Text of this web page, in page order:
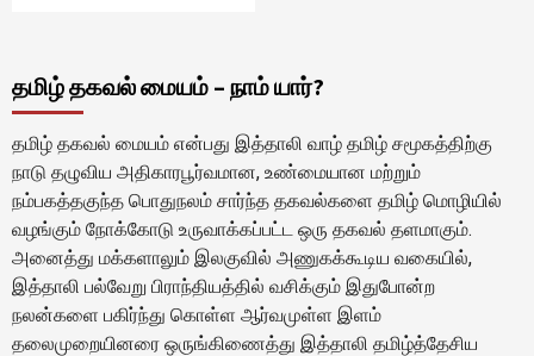
தமிழ் தகவல் மையம் – நாம் யார்?
தமிழ் தகவல் மையம் என்பது இத்தாலி வாழ் தமிழ் சமூகத்திற்கு
நாடு தழுவிய அதிகாரபூர்வமான, உண்மையான மற்றும்
நம்பகத்தகுந்த பொதுநலம் சார்ந்த தகவல்களை தமிழ் மொழியில்
வழங்கும் நோக்கோடு உருவாக்கப்பட்ட ஒரு தகவல் தளமாகும்.
அனைத்து மக்களாலும் இலகுவில் அணுகக்கூடிய வகையில்,
இத்தாலி பல்வேறு பிராந்தியத்தில் வசிக்கும் இதுபோன்ற
நலன்களை பகிர்ந்து கொள்ள ஆர்வமுள்ள இளம்
தலைமுறையினரை ஒருங்கிணைத்து இத்தாலி தமிழ்த்தேசிய